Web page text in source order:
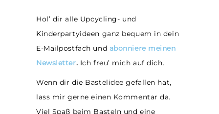
Hol’ dir alle Upcycling- und
Kinderpartyideen ganz bequem in dein
E-Mailpostfach und abonniere meinen
Newsletter. Ich freu’ mich auf dich.
Wenn dir die Bastelidee gefallen hat,
lass mir gerne einen Kommentar da.
Viel Spaß beim Basteln und eine